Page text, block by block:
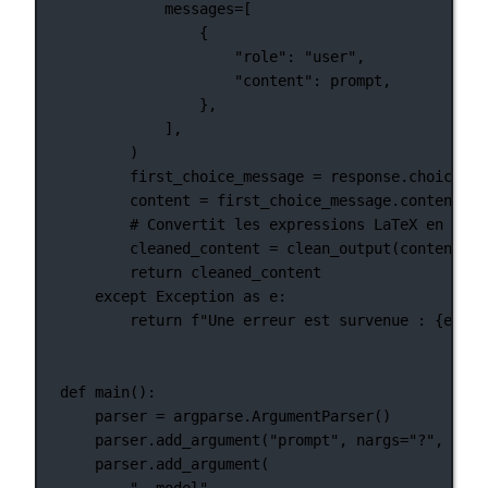
messages=[
{
"role" : "user" ,
"content" : prompt,
},
],
)
first_choice_message = response.choices[
content = first_choice_message.content
# Convertit les expressions LaTeX en
cleaned_content = clean_output(content)
return cleaned_content
except
Exception as e:
return
f"Une erreur est survenue : {e
def main ():
parser = argparse.ArgumentParser()
parser.add_argument( "prompt" , nargs="?" ,
parser.add_argument(